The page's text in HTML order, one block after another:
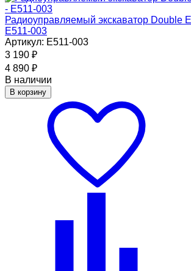
Радиоуправляемый экскаватор Double
E511-003
Артикул: E511-003
3 190 ₽
4 890 ₽
В наличии
В корзину